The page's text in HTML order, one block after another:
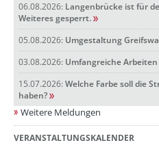
06.08.2026: Langenbrücke ist für
Weiteres gesperrt.
05.08.2026: Umgestaltung
03.08.2026: Umfangreiche
15.07.2026: Welche Farbe soll die
haben?
Weitere Meldungen
VERANSTALTUNGSKALENDER